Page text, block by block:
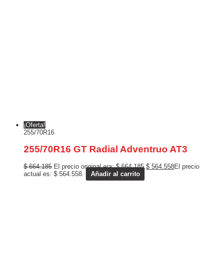
¡Oferta!
255/70R16
255/70R16 GT Radial Adventruo AT3
$664.185 El precio original era: $ 664.185.$ 564.558El precio
actual es: $ 564.558.
Añadir al carrito